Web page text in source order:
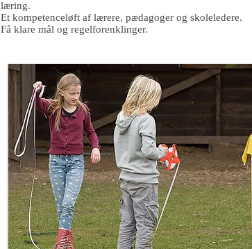
læring.
Et kompetenceløft af lærere, pædagoger og skoleledere.
Få klare mål og regelforenklinger.